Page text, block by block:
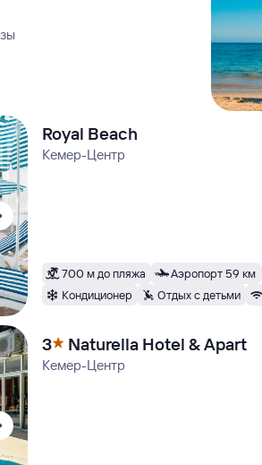
Royal Beach
Кемер-Центр
700 м до пляжа Аэропорт 59 км
Кондиционер
Отдых с детьми
3 Naturella Hotel & Apart
Кемер-Центр